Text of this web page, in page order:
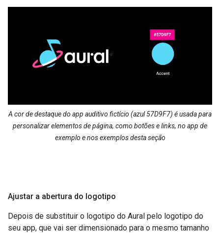
A cor de destaque do app auditivo fictício (azul 57D9F7) é usada para
personalizar elementos de página, como botões e links, no app de
exemplo e nos exemplos desta seção
Ajustar a abertura do logotipo
Depois de substituir o logotipo do Aural pelo logotipo do
seu app, que vai ser dimensionado para o mesmo tamanho